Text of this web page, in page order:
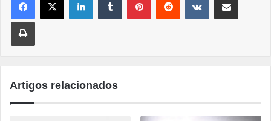
Imprimir
Artigos relacionados